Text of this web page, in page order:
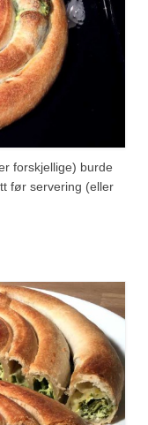
forskjellige) burde
før servering (eller